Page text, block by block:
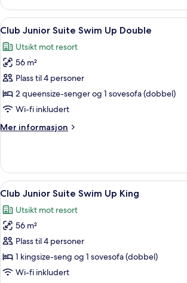
Ocean
View
Junior
King
Åpne
alle
bildene
av
Club
Junior
Suite
Up
Sengetøy av
5
Club Junior Suite Swim Up Double
Utsikt mot resort
56 m²
Plass til 4 personer
2 queensize-senger og 1 sovesofa (dobbel)
Wi-fi inkludert
Mer informasjon
Mer
Junior
Suite
Swim
Double
Åpne
alle
bildene
av
Club
Junior
Suite
Sengetøy av
6
Club Junior Suite Swim Up King
Utsikt mot resort
56 m²
Plass til 4 personer
1 kingsize-seng og 1 sovesofa (dobbel)
Wi-fi inkludert